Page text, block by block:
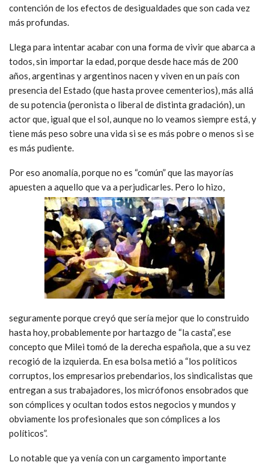
contención de los efectos de desigualdades que son cada vez
más profundas.
Llega para intentar acabar con una forma de vivir que abarca a
todos, sin importar la edad, porque desde hace más de 200
años, argentinas y argentinos nacen y viven en un país con
presencia del Estado (que hasta provee cementerios), más allá
de su potencia (peronista o liberal de distinta gradación), un
actor que, igual que el sol, aunque no lo veamos siempre está, y
tiene más peso sobre una vida si se es más pobre o menos si se
es más pudiente.
Por eso anomalía, porque no es “común” que las mayorías
apuesten a aquello que va a perjudicarles. Pero lo hizo,
seguramente porque creyó que sería mejor que lo construido
hasta hoy, probablemente por hartazgo de “la casta”, ese
concepto que Milei tomó de la derecha española, que a su vez
recogió de la izquierda. En esa bolsa metió a “los políticos
corruptos, los empresarios prebendarios, los sindicalistas que
entregan a sus trabajadores, los micrófonos ensobrados que
son cómplices y ocultan todos estos negocios y mundos y
obviamente los profesionales que son cómplices a los
políticos”.
Lo notable que ya venía con un cargamento importante